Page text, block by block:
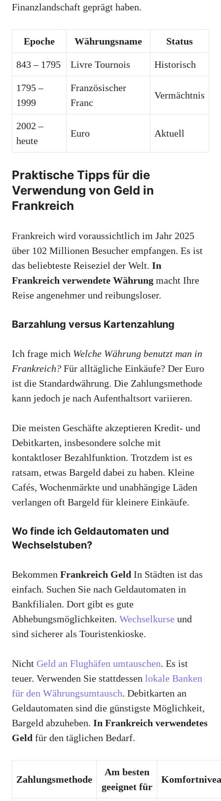
Finanzlandschaft geprägt haben.
Epoche Währungsname Status
843 – 1795 Livre Tournois Historisch
1795 –
1999
Französischer
Franc
Vermächtnis
2002 –
heute
Euro Aktuell
Praktische Tipps für die
Verwendung von Geld in
Frankreich
Frankreich wird voraussichtlich im Jahr 2025
über 102 Millionen Besucher empfangen. Es ist
das beliebteste Reiseziel der Welt. In
Frankreich verwendete Währung macht Ihre
Reise angenehmer und reibungsloser.
Barzahlung versus Kartenzahlung
Ich frage mich Welche Währung benutzt man in
Frankreich? Für alltägliche Einkäufe? Der Euro
ist die Standardwährung. Die Zahlungsmethode
kann jedoch je nach Aufenthaltsort variieren.
Die meisten Geschäfte akzeptieren Kredit- und
Debitkarten, insbesondere solche mit
kontaktloser Bezahlfunktion. Trotzdem ist es
ratsam, etwas Bargeld dabei zu haben. Kleine
Cafés, Wochenmärkte und unabhängige Läden
verlangen oft Bargeld für kleinere Einkäufe.
Wo finde ich Geldautomaten und
Wechselstuben?
Bekommen Frankreich Geld In Städten ist das
einfach. Suchen Sie nach Geldautomaten in
Bankfilialen. Dort gibt es gute
Abhebungsmöglichkeiten. Wechselkurse und
sind sicherer als Touristenkioske.
Nicht Geld an Flughäfen umtauschen. Es ist
teuer. Verwenden Sie stattdessen lokale Banken
für den Währungsumtausch. Debitkarten an
Geldautomaten sind die günstigste Möglichkeit,
Bargeld abzuheben. In Frankreich verwendetes
Geld für den täglichen Bedarf.
Zahlungsmethode
Am besten
geeignet für